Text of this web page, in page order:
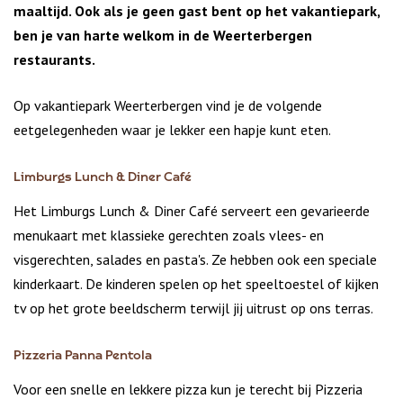
maaltijd. Ook als je geen gast bent op het vakantiepark,
ben je van harte welkom in de Weerterbergen
restaurants.
Op vakantiepark Weerterbergen vind je de volgende
eetgelegenheden waar je lekker een hapje kunt eten.
Limburgs Lunch & Diner Café
Het Limburgs Lunch & Diner Café serveert een gevarieerde
menukaart met klassieke gerechten zoals vlees- en
visgerechten, salades en pasta's. Ze hebben ook een speciale
kinderkaart. De kinderen spelen op het speeltoestel of kijken
tv op het grote beeldscherm terwijl jij uitrust op ons terras.
Pizzeria Panna Pentola
Voor een snelle en lekkere pizza kun je terecht bij Pizzeria